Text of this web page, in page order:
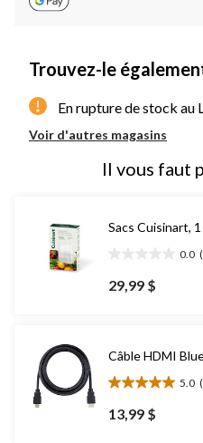
Trouvez-le
En rupture de stock au
Voir d'autres magasins
Il vous faut
Sacs Cuisinart,
0.0
étoile(s)
sur
29,99 $
Câble HDMI
5.0
5.0
étoile(s)
sur
13,99 $